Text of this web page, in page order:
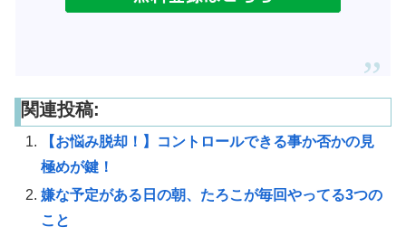
関連投稿:
【お悩み脱却！】コントロールできる事か否かの見
極めが鍵！
嫌な予定がある日の朝、たろこが毎回やってる3つの
こと